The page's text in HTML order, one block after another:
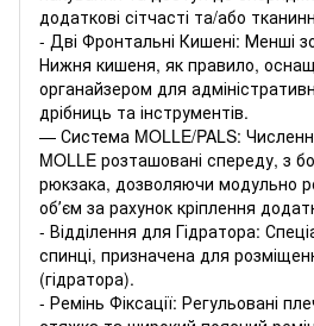
додаткові сітчасті та/або
- Дві Фронтальні Кишені: Менші
Нижня кишеня, як правило,
органайзером для
дрібниць та інструментів.
— Система MOLLE/PALS:
MOLLE розташовані спереду, з
рюкзака, дозволяючи модульно
обʼєм за рахунок кріплення
- Відділення для Гідратора:
спинці, призначена для
(гідратора).
- Ремінь Фіксації: Регульовані